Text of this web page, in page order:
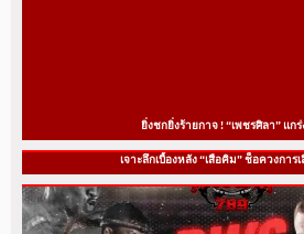
ยิ่งชกยิ่งร้ายกาจ ! “เพชรศิลา” แกร่
เจาะลึกเบื้องหลัง “เสือคิม” ช็อควงกา